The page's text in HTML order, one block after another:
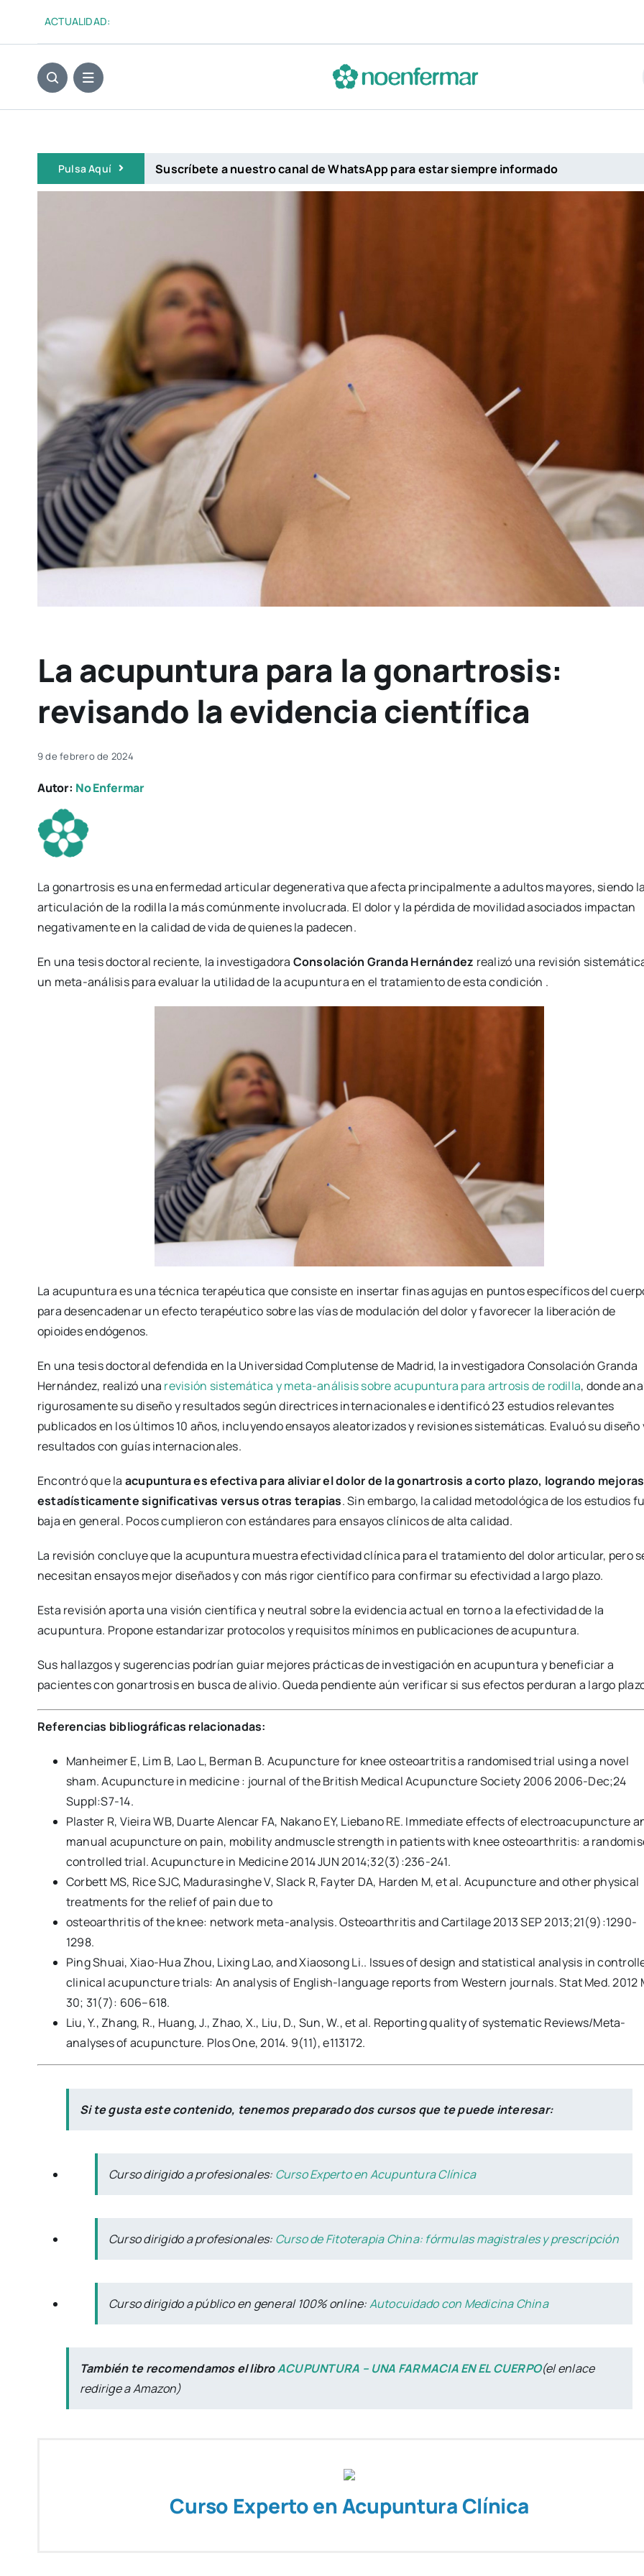
contenido
ACTUALIDAD: El «fuego
Pulsa Aquí Suscríbete a nuestro canal de WhatsApp para estar siempre informado
La acupuntura para la gonartrosis:
revisando la evidencia científica
9 de febrero de 2024
Autor: No Enfermar
La gonartrosis es una enfermedad articular degenerativa que afecta principalmente a adultos mayores, siendo la
articulación de la rodilla la más comúnmente involucrada. El dolor y la pérdida de movilidad asociados impactan
negativamente en la calidad de vida de quienes la padecen.
En una tesis doctoral reciente, la investigadora Consolación Granda Hernández realizó una revisión
un meta-análisis para evaluar la utilidad de la acupuntura en el tratamiento de esta condición .
La acupuntura es una técnica terapéutica que consiste en insertar finas agujas en puntos específicos del
para desencadenar un efecto terapéutico sobre las vías de modulación del dolor y favorecer la liberación de
opioides endógenos.
En una tesis doctoral defendida en la Universidad Complutense de Madrid, la investigadora Consolación Granda
Hernández, realizó una revisión sistemática y meta-análisis sobre acupuntura para artrosis de rodilla, donde
rigurosamente su diseño y resultados según directrices internacionales e identificó 23 estudios relevantes
publicados en los últimos 10 años, incluyendo ensayos aleatorizados y revisiones sistemáticas. Evaluó su diseño
resultados con guías internacionales.
Encontró que la acupuntura es efectiva para aliviar el dolor de la gonartrosis a corto plazo, logrando mejoras
estadísticamente significativas versus otras terapias. Sin embargo, la calidad metodológica de los estudios
baja en general. Pocos cumplieron con estándares para ensayos clínicos de alta calidad.
La revisión concluye que la acupuntura muestra efectividad clínica para el tratamiento del dolor articular, pero
necesitan ensayos mejor diseñados y con más rigor científico para confirmar su efectividad a largo plazo.
Esta revisión aporta una visión científica y neutral sobre la evidencia actual en torno a la efectividad de la
acupuntura. Propone estandarizar protocolos y requisitos mínimos en publicaciones de acupuntura.
Sus hallazgos y sugerencias podrían guiar mejores prácticas de investigación en acupuntura y beneficiar a
pacientes con gonartrosis en busca de alivio. Queda pendiente aún verificar si sus efectos perduran a largo
Referencias bibliográficas relacionadas:
Manheimer E, Lim B, Lao L, Berman B. Acupuncture for knee osteoartritis a randomised trial using a novel
sham. Acupuncture in medicine : journal of the British Medical Acupuncture Society 2006 2006-Dec;24
Suppl:S7-14.
Plaster R, Vieira WB, Duarte Alencar FA, Nakano EY, Liebano RE. Immediate effects of electroacupuncture
manual acupuncture on pain, mobility andmuscle strength in patients with knee osteoarthritis: a
controlled trial. Acupuncture in Medicine 2014 JUN 2014;32(3):236-241.
Corbett MS, Rice SJC, Madurasinghe V, Slack R, Fayter DA, Harden M, et al. Acupuncture and other physical
treatments for the relief of pain due to
osteoarthritis of the knee: network meta-analysis. Osteoarthritis and Cartilage 2013 SEP 2013;21(9):1290-
1298.
Ping Shuai, Xiao-Hua Zhou, Lixing Lao, and Xiaosong Li.. Issues of design and statistical analysis in
clinical acupuncture trials: An analysis of English-language reports from Western journals. Stat Med. 2012
30; 31(7): 606–618.
Liu, Y., Zhang, R., Huang, J., Zhao, X., Liu, D., Sun, W., et al. Reporting quality of systematic Reviews/Meta-
analyses of acupuncture. Plos One, 2014. 9(11), e113172.
Si te gusta este contenido, tenemos preparado dos cursos que te puede interesar:
Curso dirigido a profesionales: Curso Experto en Acupuntura Clínica
Curso dirigido a profesionales: Curso de Fitoterapia China: fórmulas magistrales y prescripción
Curso dirigido a público en general 100% online:Autocuidado con Medicina China
También te recomendamos el libroACUPUNTURA – UNA FARMACIA EN EL CUERPO(el enlace
redirige a Amazon)
Curso Experto en Acupuntura Clínica